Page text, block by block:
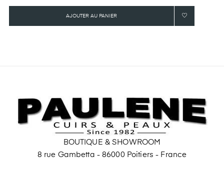
AJOUTER AU PANIER
BOUTIQUE & SHOWROOM
8 rue Gambetta - 86000 Poitiers - France